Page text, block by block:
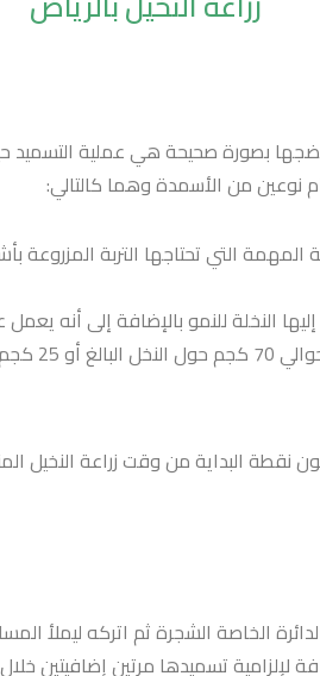
بصورة صحيحة هي عملية التسميد
نوعين من الأسمدة وهما كالتالي:
التي تحتاجها التربة المزروعة
النخلة للنمو بالإضافة إلى أنه
نقطة البداية من وقت زراعة النخيل
الخاصة الشجرة ثم اتركه ليملأ
لإلزامية تسميدها مرتين إضافيتين